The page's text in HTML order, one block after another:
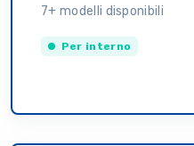
7+ modelli disponibili
Per interno